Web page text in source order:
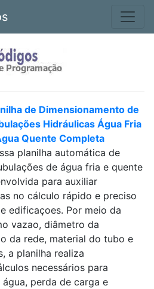
de Dimensionamento de
Hidráulicas Água Fria
Quente Completa
planilha automática de
de água fria e quente
para auxiliar
no cálculo rápido e preciso
edificaçoes. Por meio da
vazao, diâmetro da
da rede, material do tubo e
a planilha realiza
necessários para
perda de carga e